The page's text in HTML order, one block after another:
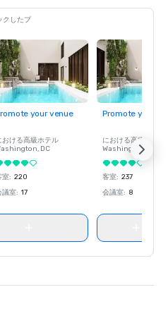
したプ
your venue
おける高級ホテル
, DC
室: 220
議室: 17
Promote your
における高級ホテル
Washington
客室: 237
会議室: 8